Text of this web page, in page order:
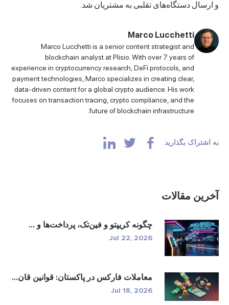
و ارسال دستگاه‌های تقلبی به مشتریان شد.
Marco Lucchetti
Marco Lucchetti is a senior content strategist and
blockchain analyst at Plisio. With over 7 years of
experience in cryptocurrency research, DeFi protocols, and
payment technologies, Marco specializes in creating clear,
data-driven content for a global crypto audience. His work
focuses on transaction tracing, crypto compliance, and the
future of blockchain infrastructure.
به اشتراک بگذارید
آخرین مقالات
چگونه کریپتو و فین‌تک، پرداخت‌ها و ...
Jul 22, 2026
معاملات فارکس در پاکستان: قوانین قان...
Jul 18, 2026